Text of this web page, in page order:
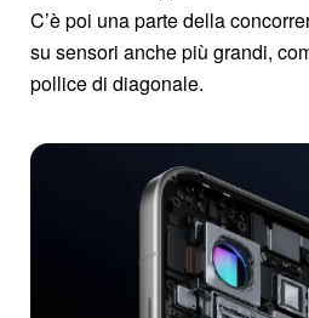
C’è poi una parte della
su sensori anche più grandi,
pollice di diagonale.